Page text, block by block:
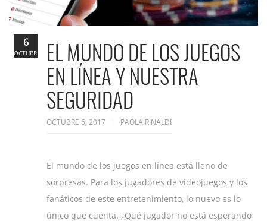
EL MUNDO DE LOS JUEGOS
EN LÍNEA Y NUESTRA
SEGURIDAD
OCTUBRE 6, 2017 PAOLA RINALDI
El mundo de los juegos en línea está lleno de
sorpresas. Para los jugadores de videojuegos y los
fanáticos de este entretenimiento, lo nuevo es lo
único que cuenta. ¿Qué jugador no está esperando
6
OCTUBRE